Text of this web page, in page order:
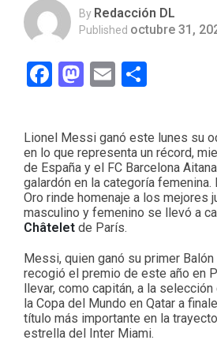
By Redacción DL
Published octubre 31,
Facebook
Mastodon
Email
Lionel Messi ganó este lunes su
en lo que representa un récord,
de España y el FC Barcelona
galardón en la categoría femenina.
Oro rinde homenaje a los mejores
masculino y femenino se llevó a
Châtelet de París.
Messi, quien ganó su primer
recogió el premio de este año en
llevar, como capitán, a la
la Copa del Mundo en Qatar a
título más importante en la
estrella del Inter Miami.